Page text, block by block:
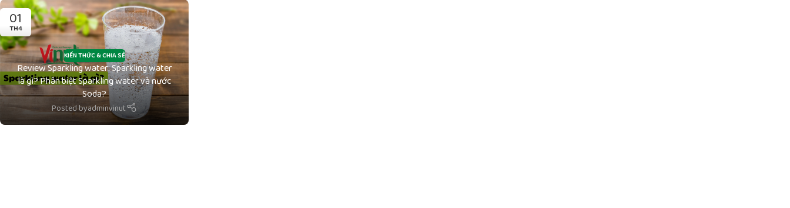
01
TH4
KIẾN THỨC & CHIA SẺ
Review Sparkling water: Sparkling water
là gì? Phân biệt Sparkling water và nước
Soda?
Posted byadminvinut